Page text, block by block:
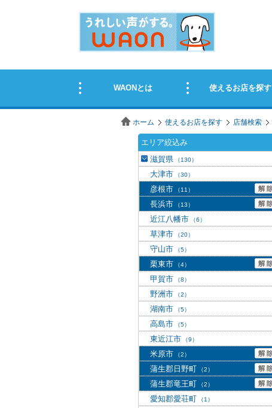
ホーム 使えるお店を探す 店舗検索
エリア絞込み
滋賀県
（130）
大津市 （30）
彦根市 （11）
長浜市 （13）
近江八幡市 （6）
草津市 （20）
守山市 （5）
栗東市 （4）
甲賀市 （8）
野洲市 （2）
湖南市 （5）
高島市 （5）
東近江市 （9）
米原市 （2）
蒲生郡日野町 （2）
蒲生郡竜王町 （2）
愛知郡愛荘町 （1）